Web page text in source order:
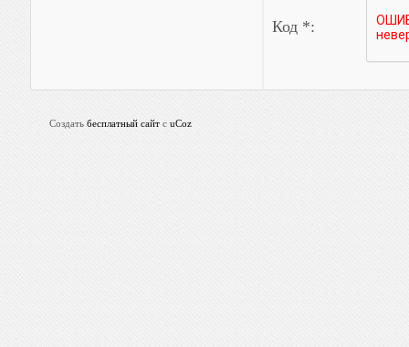
Код *:
Создать бесплатный сайт с uCoz